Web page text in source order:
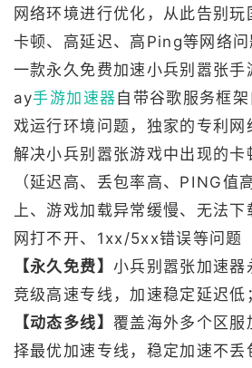
网络环境进行优化，从此告别玩
卡顿、高延迟、高Ping等网络问
一款永久免费加速小兵别嚣张
ay手游加速器自带谷歌服务框
戏运行环境问题，独家的专利网
解决小兵别嚣张游戏中出现的卡
（延迟高、丢包率高、PING值
上、游戏加载异常缓慢、无法
网打不开、1xx/5xx错误等问题
【永久免费】 小兵别嚣张加速器
竞级高速专线，加速稳定延迟低
【动态多线】 覆盖海外多个区服
择最优加速专线，稳定加速不丢